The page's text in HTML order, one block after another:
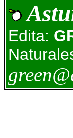
Edita: